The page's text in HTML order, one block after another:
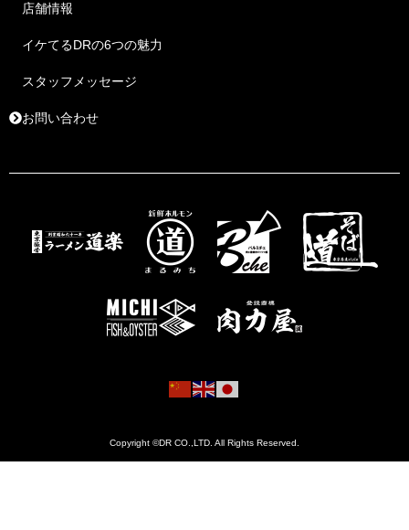
店舗情報
イケてるDRの6つの魅力
スタッフメッセージ
お問い合わせ
Copyright ©DR CO.,LTD. All Rights Reserved.